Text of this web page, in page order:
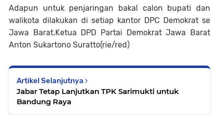
Adapun untuk penjaringan bakal calon bupati dan
walikota dilakukan di setiap kantor DPC Demokrat se
Jawa Barat.Ketua DPD Partai Demokrat Jawa Barat
Anton Sukartono Suratto(rie/red)
Artikel Selanjutnya
Jabar Tetap Lanjutkan TPK Sarimukti untuk
Bandung Raya